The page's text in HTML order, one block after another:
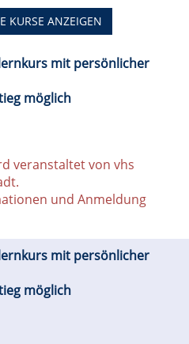
KURSE ANZEIGEN
mit persönlicher
möglich
veranstaltet von vhs
und Anmeldung
mit persönlicher
möglich